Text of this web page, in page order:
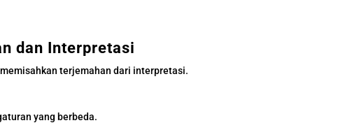
dan Interpretasi
terjemahan dari interpretasi.
yang berbeda.